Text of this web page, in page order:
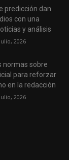
predicción dan
con una
y análisis
2026
normas sobre
para reforzar
en la redacción
2026